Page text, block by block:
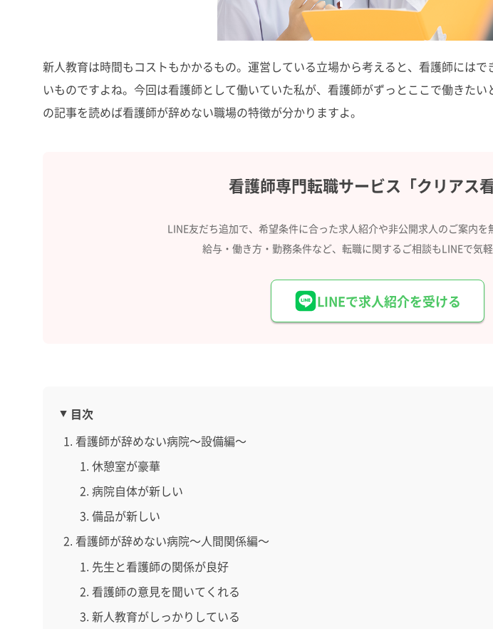
新人教育は時間もコストもかかるもの。運営している立場から考えると、看護師には
いものですよね。今回は看護師として働いていた私が、看護師がずっとここで働きた
の記事を読めば看護師が辞めない職場の特徴が分かりますよ。
看護師専門転職サービス 「クリアス
LINE友だち追加で、希望条件に合った求人紹介や非公開求人のご案内を
給与・働き方・勤務条件など、 転職に関するご相談もLINEで気軽
LINEで求人紹介を受ける
目次
看護師が辞めない病院～設備編～
休憩室が豪華
病院自体が新しい
備品が新しい
看護師が辞めない病院～人間関係編～
先生と看護師の関係が良好
看護師の意見を聞いてくれる
新人教育がしっかりしている